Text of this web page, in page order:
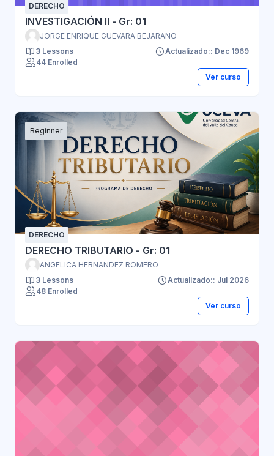
DERECHO
INVESTIGACIÓN II - Gr: 01
JORGE ENRIQUE GUEVARA BEJARANO
3 Lessons
Actualizado:: Dec 1969
44 Enrolled
Ver curso
Beginner
DERECHO
DERECHO TRIBUTARIO - Gr: 01
ANGELICA HERNANDEZ ROMERO
3 Lessons
Actualizado:: Jul 2026
48 Enrolled
Ver curso